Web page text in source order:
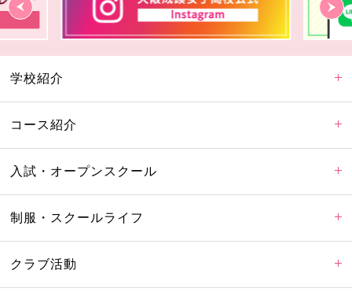
学校紹介
コース紹介
入試・オープンスクール
制服・スクールライフ
クラブ活動